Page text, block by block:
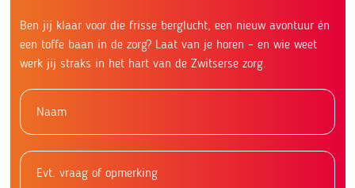
Ben jij klaar voor die frisse berglucht, een nieuw avontuur én
een toffe baan in de zorg? Laat van je horen – en wie weet
werk jij straks in het hart van de Zwitserse zorg.